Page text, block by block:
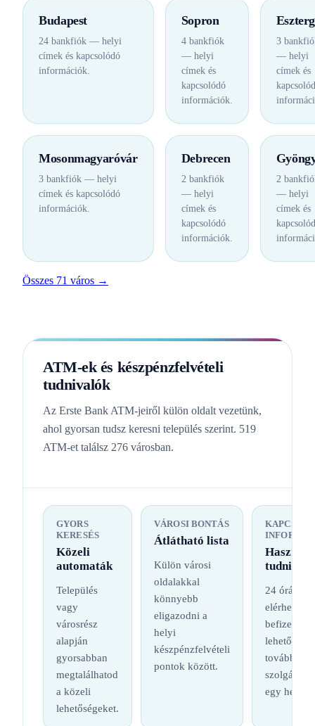
Budapest
24 bankfiók — helyi
címek és kapcsolódó
információk.
Sopron
4 bankfiók
— helyi
címek és
kapcsolódó
információk.
3
— helyi
címek és
Mosonmagyaróvár
3 bankfiók — helyi
címek és kapcsolódó
információk.
Debrecen
2 bankfiók
— helyi
címek és
kapcsolódó
információk.
2
— helyi
címek és
Összes 71 város →
ATM-ek és készpénzfelvételi
tudnivalók
Az Erste Bank ATM-jeiről külön oldalt vezetünk,
ahol gyorsan tudsz keresni település szerint. 519
ATM-et találsz 276 városban.
GYORS
KERESÉS
Közeli
automaták
Település
vagy
városrész
alapján
gyorsabban
megtalálhatod
a közeli
lehetőségeket.
VÁROSI BONTÁS
Átlátható lista
Külön városi
oldalakkal
könnyebb
eligazodni a
helyi
készpénzfelvételi
pontok között.
Hasznos
24 órás
befizetési
lehetőség
további
egy